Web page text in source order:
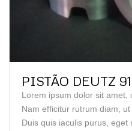
PISTÃO DEUTZ
Lorem ipsum dolor sit amet,
Nam efficitur rutrum diam,
Duis quis iaculis purus, eget